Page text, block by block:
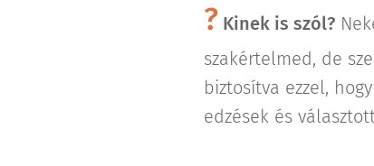
? Kinek is szól?
szakértelmed, de
biztosítva ezzel,
edzések és